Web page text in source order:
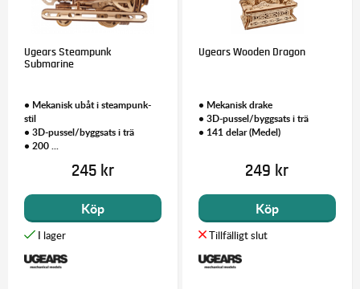
Ugears Steampunk
Submarine
• Mekanisk ubåt i steampunk-
stil
• 3D-pussel/byggsats i trä
• 200 ...
245 kr
Köp
Ugears Wooden Dragon
• Mekanisk drake
• 3D-pussel/byggsats i trä
• 141 delar (Medel)
249 kr
Köp